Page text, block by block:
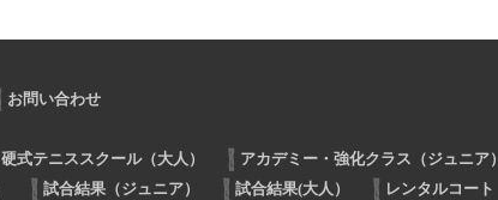
お問い合わせ
硬式テニススクール（大人）
アカデミー・強化クラス（ジュニア）
試合結果（ジュニア） 試合結果(大人） レンタルコート